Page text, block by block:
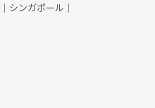
｜ シンガポール ｜